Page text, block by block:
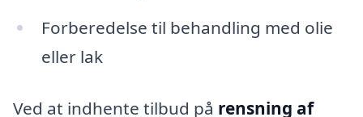
Forberedelse til behandling med olie
eller lak
Ved at indhente tilbud på rensning af